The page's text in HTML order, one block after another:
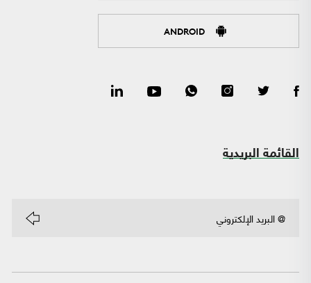
ANDROID
القائمة البريدية